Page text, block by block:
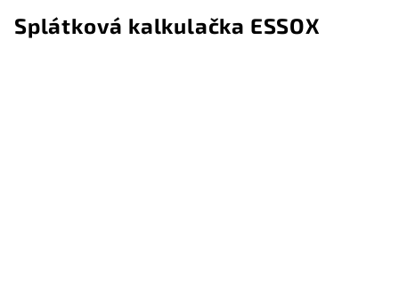
Splátková kalkulačka ESSOX